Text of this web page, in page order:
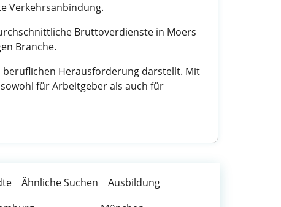
Verkehrsanbindung.
Bruttoverdienste in Moers
Branche.
beruflichen Herausforderung darstellt. Mit
für Arbeitgeber als auch für
Ähnliche Suchen
Ausbildung